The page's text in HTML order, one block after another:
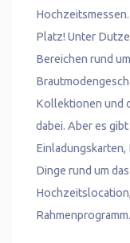
Platz! Unter
Bereichen rund
Kollektionen und
dabei. Aber es
Dinge rund um
Rahmenprogramm.